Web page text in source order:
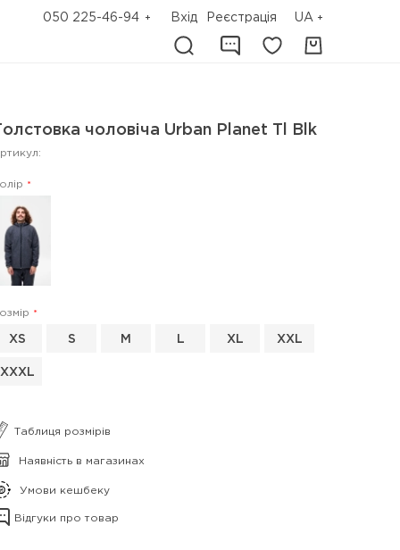
050 225-46-94 Вхід Реєстрація UA
Толстовка чоловіча Urban Planet Tl Blk
XS S M L XL XXL
XXXL
Таблиця розмірів
Наявність в магазинах
Умови кешбеку
Відгуки про товар